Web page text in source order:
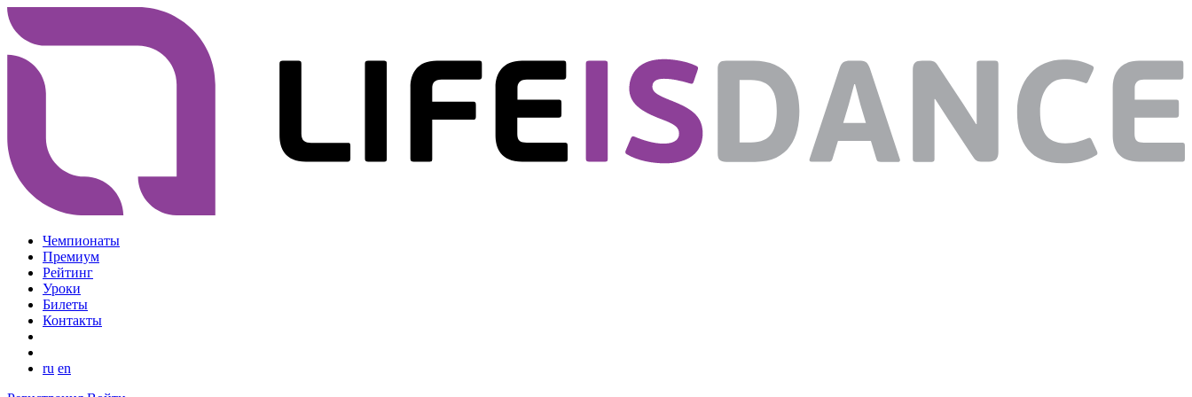
Чемпионаты
Премиум
Рейтинг
Уроки
Билеты
Контакты
ru en